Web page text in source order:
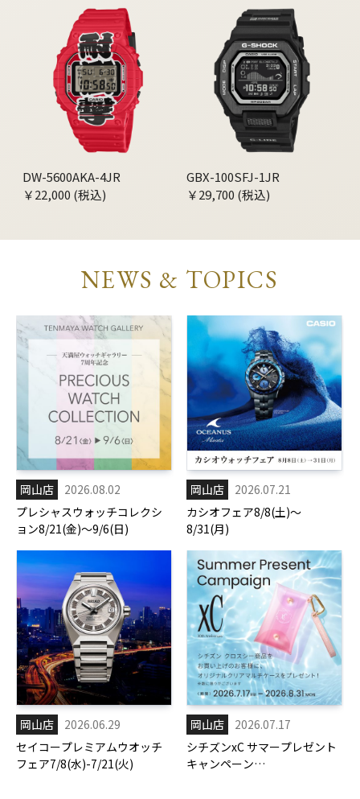
DW-5600AKA-4JR
￥22,000 (税込)
GBX-100SFJ-1JR
￥29,700 (税込)
NEWS & TOPICS
岡山店
2026.08.02
プレシャスウォッチコレクシ
ョン8/21(金)～9/6(日)
岡山店
2026.07.21
カシオフェア8/8(土)～
8/31(月)
岡山店
2026.06.29
セイコープレミアムウオッチ
フェア7/8(水)-7/21(火)
岡山店
2026.07.17
シチズンxC サマープレゼント
キャンペーン